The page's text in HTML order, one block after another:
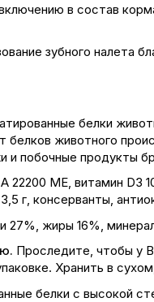
в состав
зубного налета
белки
белков животного
побочные продукты
22200 ME, витамин D3
г, консерванты,
27%, жиры 16%,
Проследите, чтобы у
Хранить в
белки с высокой